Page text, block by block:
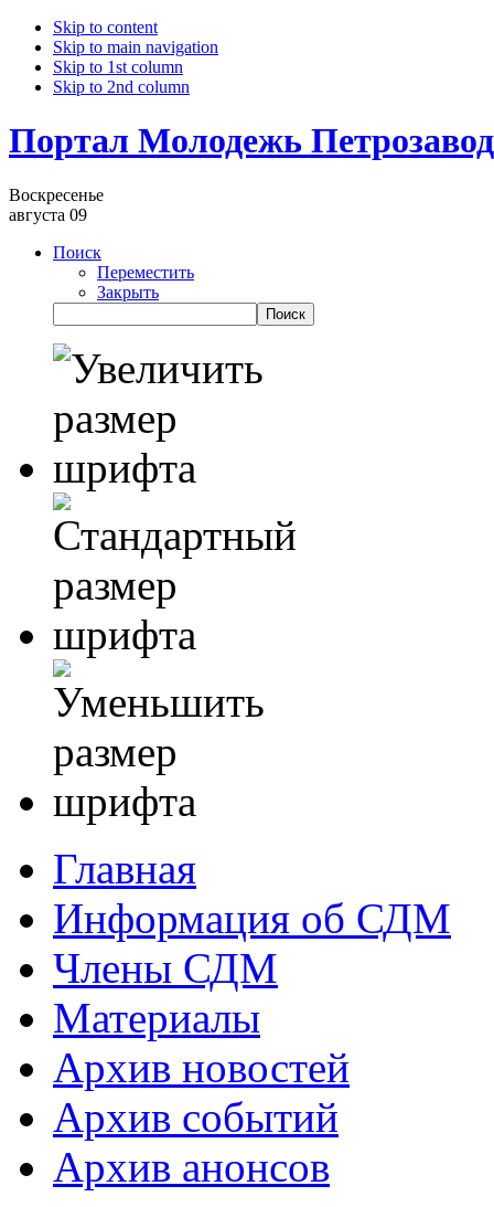
Skip to content
Skip to main navigation
Skip to 1st column
Skip to 2nd column
Портал Молодежь
Воскресенье
августа 09
Поиск
Переместить
Закрыть
Главная
Информация об СДМ
Члены СДМ
Материалы
Архив новостей
Архив событий
Архив анонсов